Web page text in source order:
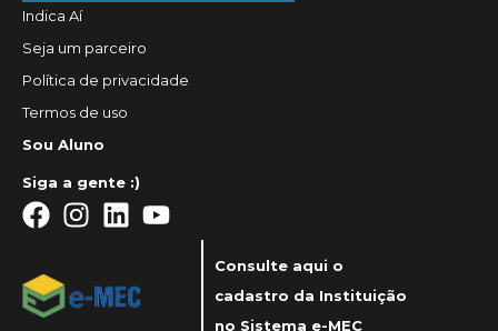
Indica Aí
Seja um parceiro
Política de privacidade
Termos de uso
Sou Aluno
Siga a gente :)
Consulte aqui o
cadastro da Instituição
no Sistema e-MEC